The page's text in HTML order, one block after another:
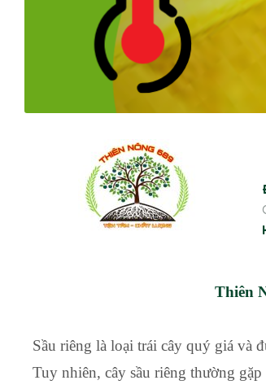
Thiên
Sầu riêng là loại trái cây quý giá và
Tuy nhiên, cây sầu riêng thường